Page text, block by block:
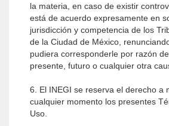
la materia, en caso de existir
está de acuerdo expresamente en
jurisdicción y competencia de los
de la Ciudad de México,
pudiera corresponderle por razón
presente, futuro o cualquier otra
6. El INEGI se reserva el derecho a
cualquier momento los presentes
Uso.